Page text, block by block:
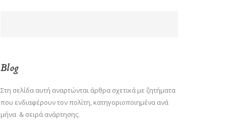
Blog
Στη σελίδα αυτή αναρτώνται άρθρα σχετικά με ζητήματα
που ενδιαφέρουν τον πολίτη, κατηγοριοποιημένα ανά
μήνα & σειρά ανάρτησης.